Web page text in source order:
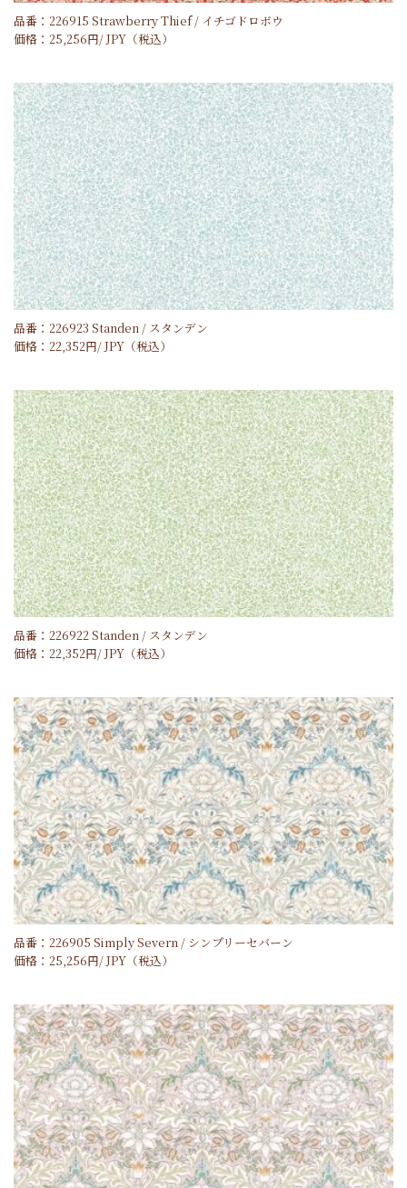
品番：226915 Strawberry Thief / イチゴドロボウ
価格： 25,256円/JPY （税込）
品番：226923 Standen / スタンデン
価格： 22,352円/JPY （税込）
品番：226922 Standen / スタンデン
価格： 22,352円/JPY （税込）
品番：226905 Simply Severn / シンプリーセバーン
価格： 25,256円/JPY （税込）